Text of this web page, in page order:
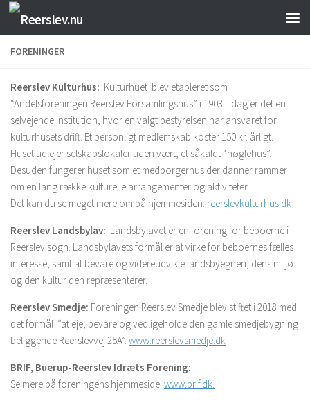
Skip to content
FORENINGER
Reerslev Kulturhus: Kulturhuet blev etableret som
“Andelsforeningen Reerslev Forsamlingshus” i 1903. I dag er det en
selvejende institution, hvor en valgt bestyrelsen har ansvaret for
kulturhusets drift. Et personligt medlemskab koster 150 kr. årligt.
Huset udlejer selskabslokaler uden vært, et såkaldt “nøglehus”.
Desuden fungerer huset som et medborgerhus der danner rammer
om en lang række kulturelle arrangementer og aktiviteter.
Det kan du se meget mere om på hjemmesiden: reerslevkulturhus.dk
Reerslev Landsbylav: Landsbylavet er en forening for beboerne i
Reerslev sogn. Landsbylavets formål er at virke for beboernes fælles
interesse, samt at bevare og videreudvikle landsbyegnen, dens miljø
og den kultur den repræsenterer.
Reerslev Smedje: Foreningen Reerslev Smedje blev stiftet i 2018 med
det formål “at eje, bevare og vedligeholde den gamle smedjebygning
beliggende Reerslevvej 25A”. www.reerslevsmedje.dk
BRIF, Buerup-Reerslev Idræts Forening:
Se mere på foreningens hjemmeside: www.brif.dk.